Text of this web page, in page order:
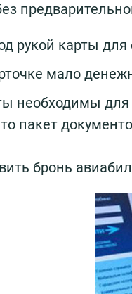
рукой карты
мало
необходимы для
пакет
бронь